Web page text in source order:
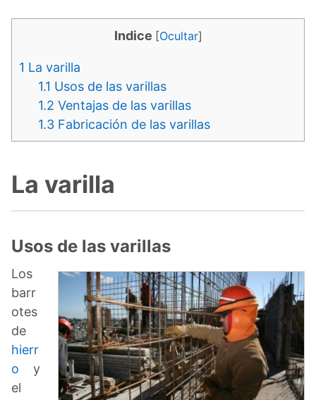
Indice [Ocultar]
1 La varilla
1.1 Usos de las varillas
1.2 Ventajas de las varillas
1.3 Fabricación de las varillas
La varilla
Usos de las varillas
Los
barr
otes
de
hierr
o y
el